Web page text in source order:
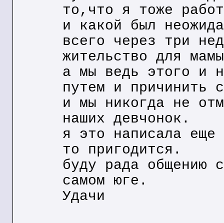
то,что я тоже
и какой был
всего через три
жительство для
а мы ведь этого и
путем и причинить
и мы никогда не
наших девчонок.
я это написала
то пригодится.
буду рада общению
самом юге.
Удачи